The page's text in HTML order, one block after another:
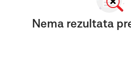
Nema rezultata